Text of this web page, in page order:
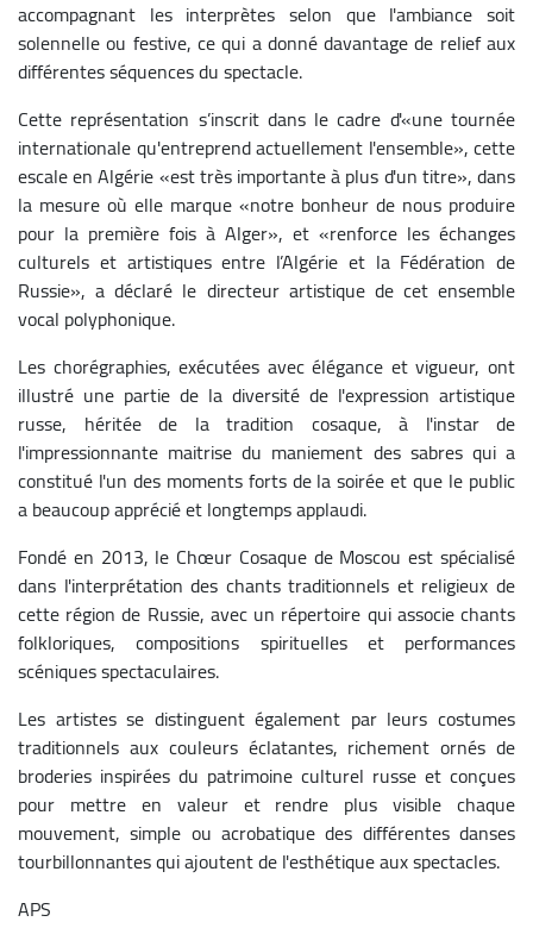
accompagnant les interprètes selon que l'ambiance soit
solennelle ou festive, ce qui a donné davantage de relief aux
différentes séquences du spectacle.
Cette représentation s’inscrit dans le cadre d'«une tournée
internationale qu'entreprend actuellement l'ensemble», cette
escale en Algérie «est très importante à plus d'un titre», dans
la mesure où elle marque «notre bonheur de nous produire
pour la première fois à Alger», et «renforce les échanges
culturels et artistiques entre l’Algérie et la Fédération de
Russie», a déclaré le directeur artistique de cet ensemble
vocal polyphonique.
Les chorégraphies, exécutées avec élégance et vigueur, ont
illustré une partie de la diversité de l'expression artistique
russe, héritée de la tradition cosaque, à l'instar de
l'impressionnante maitrise du maniement des sabres qui a
constitué l'un des moments forts de la soirée et que le public
a beaucoup apprécié et longtemps applaudi.
Fondé en 2013, le Chœur Cosaque de Moscou est spécialisé
dans l'interprétation des chants traditionnels et religieux de
cette région de Russie, avec un répertoire qui associe chants
folkloriques, compositions spirituelles et performances
scéniques spectaculaires.
Les artistes se distinguent également par leurs costumes
traditionnels aux couleurs éclatantes, richement ornés de
broderies inspirées du patrimoine culturel russe et conçues
pour mettre en valeur et rendre plus visible chaque
mouvement, simple ou acrobatique des différentes danses
tourbillonnantes qui ajoutent de l'esthétique aux spectacles.
APS